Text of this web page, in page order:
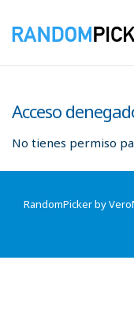
Acceso
No tienes permiso
RandomPicker by